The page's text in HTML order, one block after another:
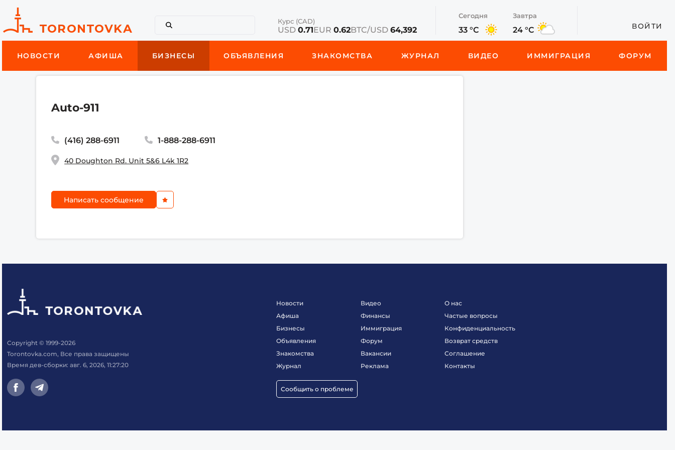
Курс (CAD)
USD 0.71EUR 0.62BTC/USD 64,392
Сегодня
33 °C
Завтра
24 °C ВОЙТИ
НОВОСТИ АФИША БИЗНЕСЫ ОБЪЯВЛЕНИЯ ЗНАКОМСТВА ЖУРНАЛ ВИДЕО ИММИГРАЦИЯ ФОРУМ
Auto-911
(416) 288-6911 1-888-288-6911
40 Doughton Rd. Unit 5&6 L4k 1R2
Написать сообщение
Copyright © 1999-2026
Torontovka.com, Все права защищены
Время дев-сборки: авг. 6, 2026, 11:27:20
Новости
Афиша
Бизнесы
Объявления
Знакомства
Журнал
Сообщить о проблеме
Видео
Финансы
Иммиграция
Форум
Вакансии
Реклама
О нас
Частые вопросы
Конфиденциальность
Возврат средств
Соглашение
Контакты